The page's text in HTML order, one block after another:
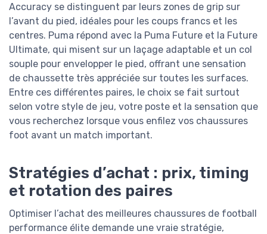
Accuracy se distinguent par leurs zones de grip sur
l’avant du pied, idéales pour les coups francs et les
centres. Puma répond avec la Puma Future et la Future
Ultimate, qui misent sur un laçage adaptable et un col
souple pour envelopper le pied, offrant une sensation
de chaussette très appréciée sur toutes les surfaces.
Entre ces différentes paires, le choix se fait surtout
selon votre style de jeu, votre poste et la sensation que
vous recherchez lorsque vous enfilez vos chaussures
foot avant un match important.
Stratégies d’achat : prix, timing
et rotation des paires
Optimiser l’achat des meilleures chaussures de football
performance élite demande une vraie stratégie,